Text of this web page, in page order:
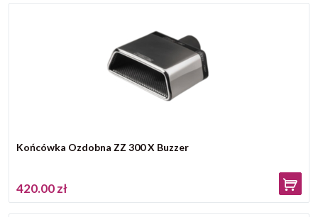
Końcówka Ozdobna ZZ 300 X Buzzer
420.00 zł